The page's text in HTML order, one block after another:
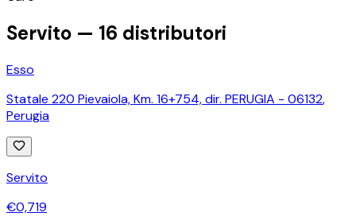
Servito — 16 distributori
Esso
Statale 220 Pievaiola, Km. 16+754, dir. PERUGIA - 06132,
Perugia
Servito
€0,719